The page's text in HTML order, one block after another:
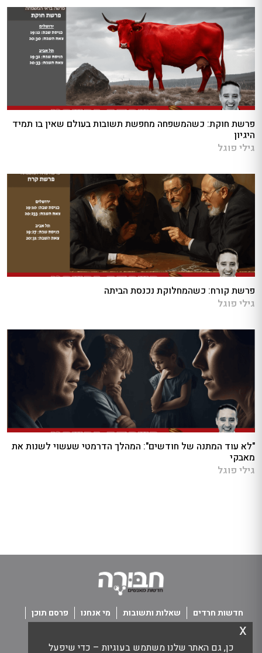
כן, גם האתר שלנו משתמש בעוגיות – כדי שיפעל
x
פרשת חוקת: כשהמשפחה מחפשת תשובות בעולם שאין בו תמיד
היגיון
גילי פוגל
פרשת קורח: כשהמחלוקת נכנסת הביתה
גילי פוגל
"לא עוד המתנה של חודשים": המהלך הדרמטי שעשוי לשנות את
מאבקי
גילי פוגל
חדשות חרדים שאלות ותשובות מי אנחנו
פרסם תוכן